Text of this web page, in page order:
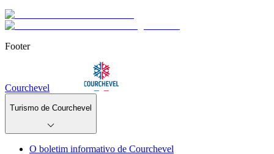
Footer
Courchevel
Turismo de Courchevel
O boletim informativo de Courchevel